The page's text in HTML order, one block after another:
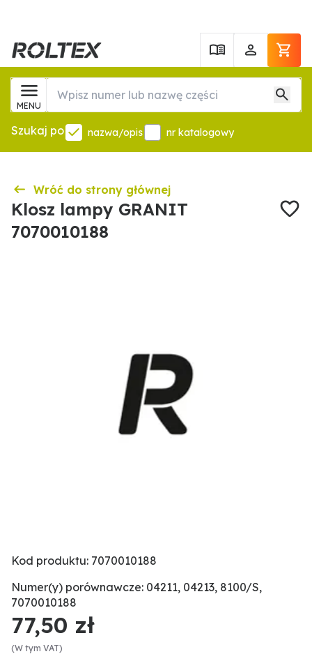
MENU
Szukaj po nazwa/opis nr katalogowy
Wróć do strony głównej
Klosz lampy GRANIT
7070010188
Kod produktu: 7070010188
Numer(y) porównawcze: 04211, 04213, 8100/S,
7070010188
77,50 zł
(W tym VAT)